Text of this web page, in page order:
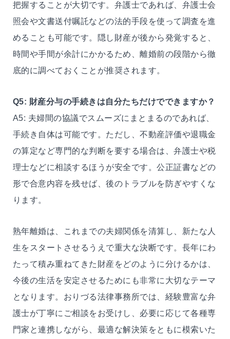
把握することが大切です。弁護士であれば、弁護士会
照会や文書送付嘱託などの法的手段を使って調査を進
めることも可能です。隠し財産が後から発覚すると、
時間や手間が余計にかかるため、離婚前の段階から徹
底的に調べておくことが推奨されます。
Q5: 財産分与の手続きは自分たちだけでできますか？
A5: 夫婦間の協議でスムーズにまとまるのであれば、
手続き自体は可能です。ただし、不動産評価や退職金
の算定など専門的な判断を要する場合は、弁護士や税
理士などに相談するほうが安全です。公正証書などの
形で合意内容を残せば、後のトラブルを防ぎやすくな
ります。
熟年離婚は、これまでの夫婦関係を清算し、新たな人
生をスタートさせるうえで重大な決断です。長年にわ
たって積み重ねてきた財産をどのように分けるかは、
今後の生活を安定させるためにも非常に大切なテーマ
となります。おりづる法律事務所では、経験豊富な弁
護士が丁寧にご相談をお受けし、必要に応じて各種専
門家と連携しながら、最適な解決策をともに模索いた